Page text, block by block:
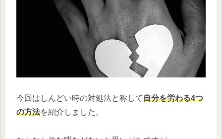
今回はしんどい時の対処法と称して自分を労わる4つ
の方法を紹介しました。